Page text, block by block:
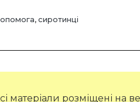
України
допомогу
, сиротинці
матеріали розміщені на